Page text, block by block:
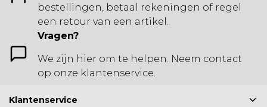
bestellingen, betaal rekeningen of regel
een retour van een artikel.
Vragen?
We zijn hier om te helpen. Neem contact
op onze klantenservice.
Klantenservice